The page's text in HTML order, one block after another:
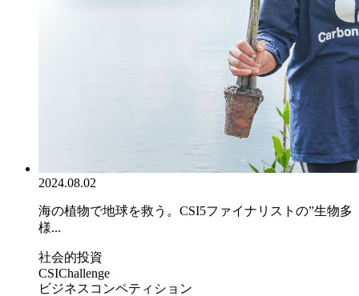
2024.08.02
海の植物で地球を救う。CSI5ファイナリストの”生物多
様...
社会的投資
CSIChallenge
ビジネスコンペティション